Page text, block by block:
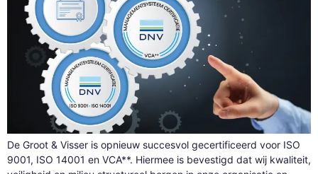
De Groot & Visser is opnieuw succesvol gecertificeerd voor ISO
9001, ISO 14001 en VCA**. Hiermee is bevestigd dat wij kwaliteit,